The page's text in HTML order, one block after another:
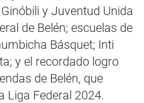
y Juventud Unida
de Belén; escuelas de
Básquet; Inti
y el recordado logro
de Belén, que
Liga Federal 2024.